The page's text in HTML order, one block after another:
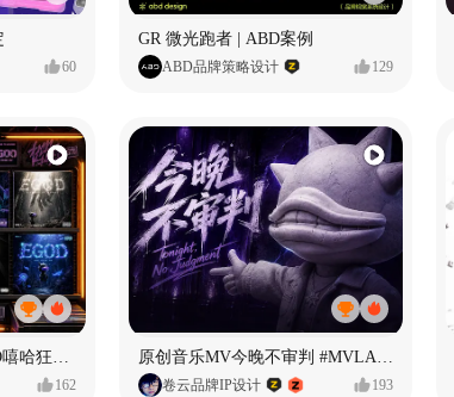
60
GR 微光跑者 | ABD案例
ABD品牌策略设计 129
162 卷云品牌IP设计 193